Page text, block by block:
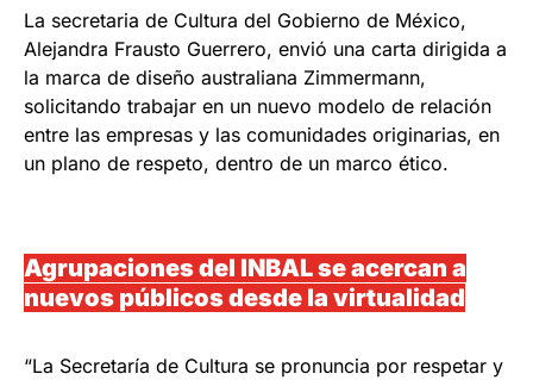
La secretaria de Cultura del Gobierno de México,
Alejandra Frausto Guerrero, envió una carta dirigida a
la marca de diseño australiana Zimmermann,
solicitando trabajar en un nuevo modelo de relación
entre las empresas y las comunidades originarias, en
un plano de respeto, dentro de un marco ético.
Agrupaciones del INBAL se acercan a
nuevos públicos desde la virtualidad
“La Secretaría de Cultura se pronuncia por respetar y